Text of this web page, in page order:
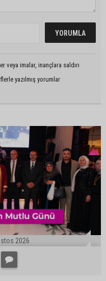
veya imalar, inançlara saldırı
yazılmış yorumlar
2026